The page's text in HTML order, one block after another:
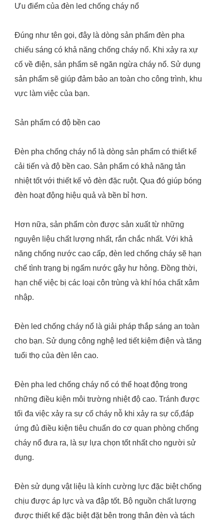
Ưu điểm của đèn led chống cháy nổ
Đúng như tên gọi, đây là dòng sản phẩm đèn pha
chiếu sáng có khả năng chống cháy nổ. Khi xảy ra xự
cố về điện, sản phẩm sẽ ngăn ngừa cháy nổ. Sử dụng
sản phẩm sẽ giúp đảm bảo an toàn cho công trình, khu
vực làm việc của bạn.
Sản phẩm có độ bền cao
Đèn pha chống cháy nổ là dòng sản phẩm có thiết kế
cải tiến và độ bền cao. Sản phẩm có khả năng tản
nhiệt tốt với thiết kế vỏ đèn đặc ruột. Qua đó giúp bóng
đèn hoạt động hiệu quả và bền bỉ hơn.
Hơn nữa, sản phẩm còn được sản xuất từ những
nguyên liệu chất lượng nhất, rắn chắc nhất. Với khả
năng chống nước cao cấp, đèn led chống cháy sẽ hạn
chế tình trạng bị ngấm nước gây hư hỏng. Đồng thời,
hạn chế việc bị các loại côn trùng và khí hóa chất xâm
nhập.
Đèn led chống cháy nổ là giải pháp thắp sáng an toàn
cho bạn. Sử dụng công nghệ led tiết kiệm điện và tăng
tuổi thọ của đèn lên cao.
Đèn pha led chống cháy nổ có thể hoạt động trong
những điều kiện môi trường nhiệt độ cao. Tránh được
tối đa việc xảy ra sự cố cháy nỗ khi xảy ra sự cố,đáp
ứng đủ điều kiện tiêu chuẩn do cơ quan phòng chống
cháy nổ đưa ra, là sự lựa chọn tốt nhất cho người sử
dụng.
Đèn sử dụng vật liệu là kính cường lực đặc biệt chống
chịu được áp lực và va đập tốt. Bộ nguồn chất lượng
được thiết kế đặc biệt đặt bên trong thân đèn và tách